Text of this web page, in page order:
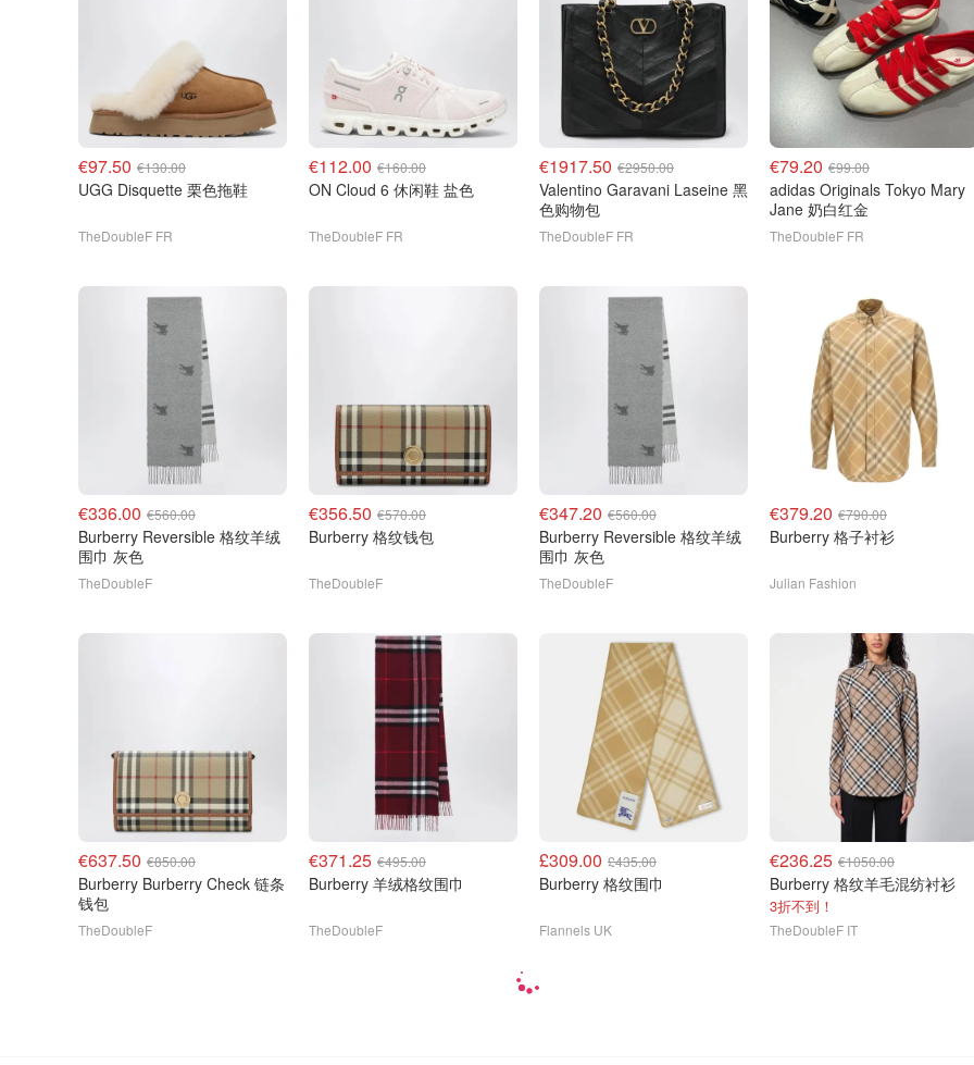
€97.50 €130.00
UGG Disquette 栗色拖鞋
TheDoubleF FR
€112.00 €160.00
ON Cloud 6 休闲鞋 盐色
TheDoubleF FR
€1917.50 €2950.00
Valentino Garavani Laseine 黑
色购物包
TheDoubleF FR
€79.20 €99.00
adidas Originals Tokyo Mary
Jane 奶白红金
TheDoubleF FR
€336.00 €560.00
Burberry Reversible 格纹羊绒
围巾 灰色
TheDoubleF
€356.50 €570.00
Burberry 格纹钱包
TheDoubleF
€347.20 €560.00
Burberry Reversible 格纹羊绒
围巾 灰色
TheDoubleF
€379.20 €790.00
Burberry 格子衬衫
Julian Fashion
€637.50 €850.00
Burberry Burberry Check 链条
钱包
TheDoubleF
€371.25 €495.00
Burberry 羊绒格纹围巾
TheDoubleF
£309.00 £435.00
Burberry 格纹围巾
Flannels UK
€236.25 €1050.00
Burberry 格纹羊毛混纺衬衫
3折不到！
TheDoubleF IT